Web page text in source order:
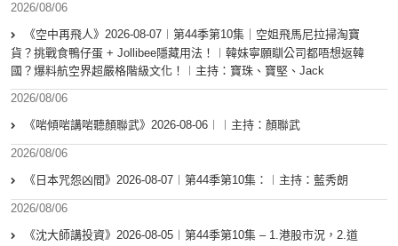
2026/08/06
《空中再飛人》2026-08-07︱第44季第10集｜空姐飛馬尼拉掃淘寶
貨？挑戰食鴨仔蛋 + Jollibee隱藏用法！︱韓妹寧願瞓公司都唔想返韓
國？爆料航空界超嚴格階級文化！︱主持：寶珠、寶堅、Jack
2026/08/06
《啱傾啱講啱聽顏聯武》2026-08-06︱︱主持：顏聯武
2026/08/06
《日本咒怨凶間》2026-08-07︱第44季第10集：︱主持：藍秀朗
2026/08/06
《沈大師講投資》2026-08-05︱第44季第10集 – 1.港股市況，2.道